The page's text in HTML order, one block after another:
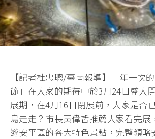
【記者杜忠聰/臺南報導】二年一次
節」在大家的期待中於3月24日盛大
展期，在4月16日閉展前，大家是否
島走走？市長黃偉哲推薦大家看完展
遊安平區的各大特色景點，完整領略